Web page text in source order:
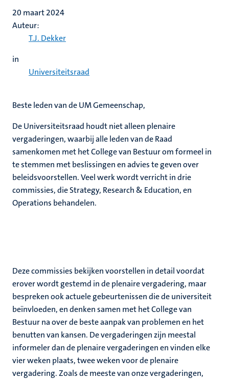
20 maart 2024
Auteur:
T.J. Dekker
in
Universiteitsraad
Beste leden van de UM Gemeenschap,
De Universiteitsraad houdt niet alleen plenaire
vergaderingen, waarbij alle leden van de Raad
samenkomen met het College van Bestuur om formeel in
te stemmen met beslissingen en advies te geven over
beleidsvoorstellen. Veel werk wordt verricht in drie
commissies, die Strategy, Research & Education, en
Operations behandelen.
Deze commissies bekijken voorstellen in detail voordat
erover wordt gestemd in de plenaire vergadering, maar
bespreken ook actuele gebeurtenissen die de universiteit
beïnvloeden, en denken samen met het College van
Bestuur na over de beste aanpak van problemen en het
benutten van kansen. De vergaderingen zijn meestal
informeler dan de plenaire vergaderingen en vinden elke
vier weken plaats, twee weken voor de plenaire
vergadering. Zoals de meeste van onze vergaderingen,